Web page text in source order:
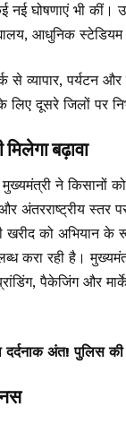
नई घोषणाएं भी कीं।
आधुनिक
व्यापार, पर्यटन
दूसरे जिलों पर
बढ़ावा
ने किसानों
अंतरराष्ट्रीय स्तर
को अभियान के
करा रही है।
पैकेजिंग और
अंत! पुलिस की